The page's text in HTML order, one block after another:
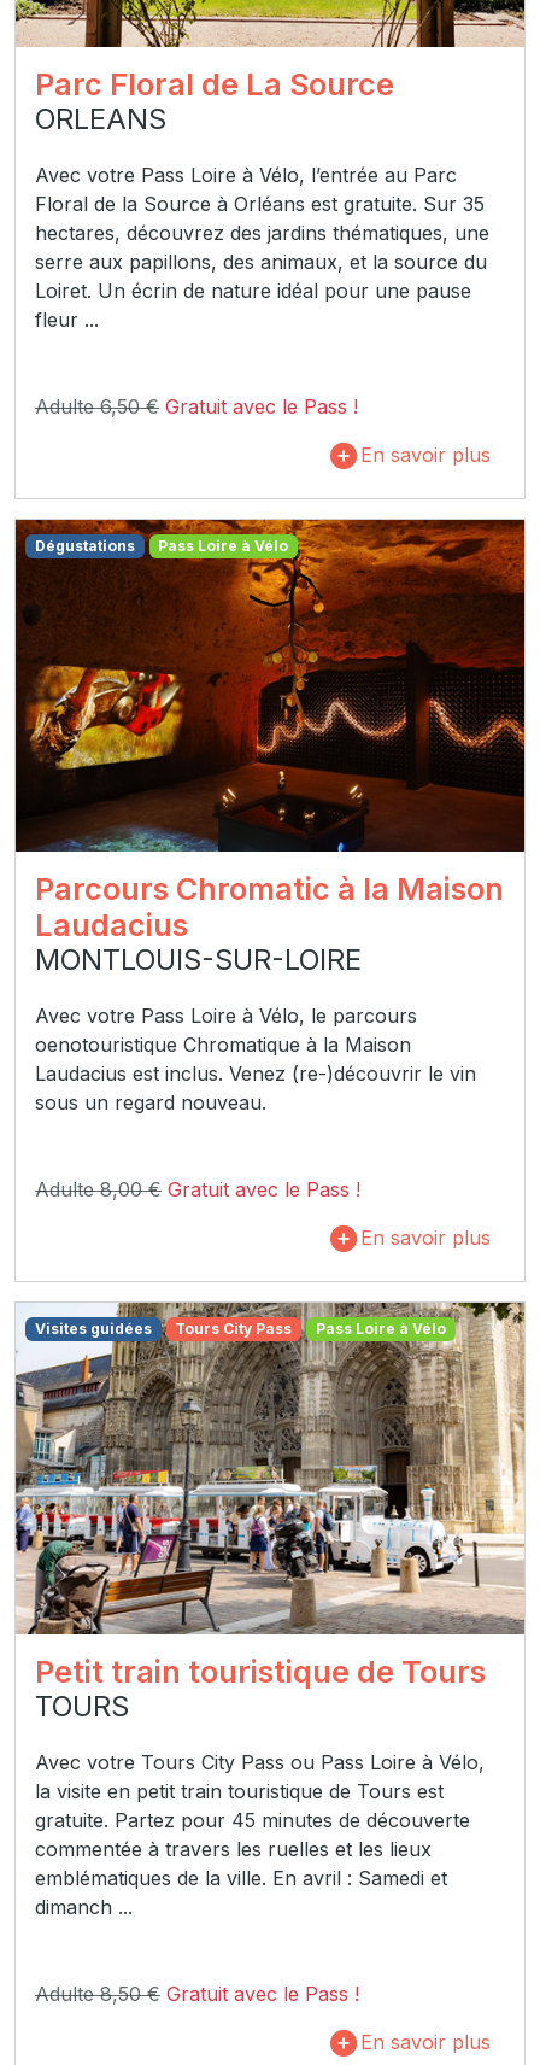
Parc Floral de La Source
ORLEANS
Avec votre Pass Loire à Vélo, l’entrée au Parc
Floral de la Source à Orléans est gratuite. Sur 35
hectares, découvrez des jardins thématiques, une
serre aux papillons, des animaux, et la source du
Loiret. Un écrin de nature idéal pour une pause
fleur ...
Adulte 6,50 € Gratuit avec le Pass !
En savoir plus
Dégustations Pass Loire à Vélo
Parcours Chromatic à la Maison
Laudacius
MONTLOUIS-SUR-LOIRE
Avec votre Pass Loire à Vélo, le parcours
oenotouristique Chromatique à la Maison
Laudacius est inclus. Venez (re-)découvrir le vin
sous un regard nouveau.
Adulte 8,00 € Gratuit avec le Pass !
En savoir plus
Visites guidées Tours City Pass Pass Loire à Vélo
Petit train touristique de Tours
TOURS
Avec votre Tours City Pass ou Pass Loire à Vélo,
la visite en petit train touristique de Tours est
gratuite. Partez pour 45 minutes de découverte
commentée à travers les ruelles et les lieux
emblématiques de la ville. En avril : Samedi et
dimanch ...
Adulte 8,50 € Gratuit avec le Pass !
En savoir plus